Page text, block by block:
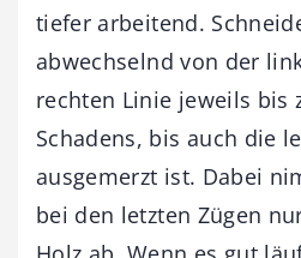
tiefer arbeitend.
abwechselnd von der
rechten Linie jeweils bis
Schadens, bis auch die
ausgemerzt ist. Dabei
bei den letzten Zügen